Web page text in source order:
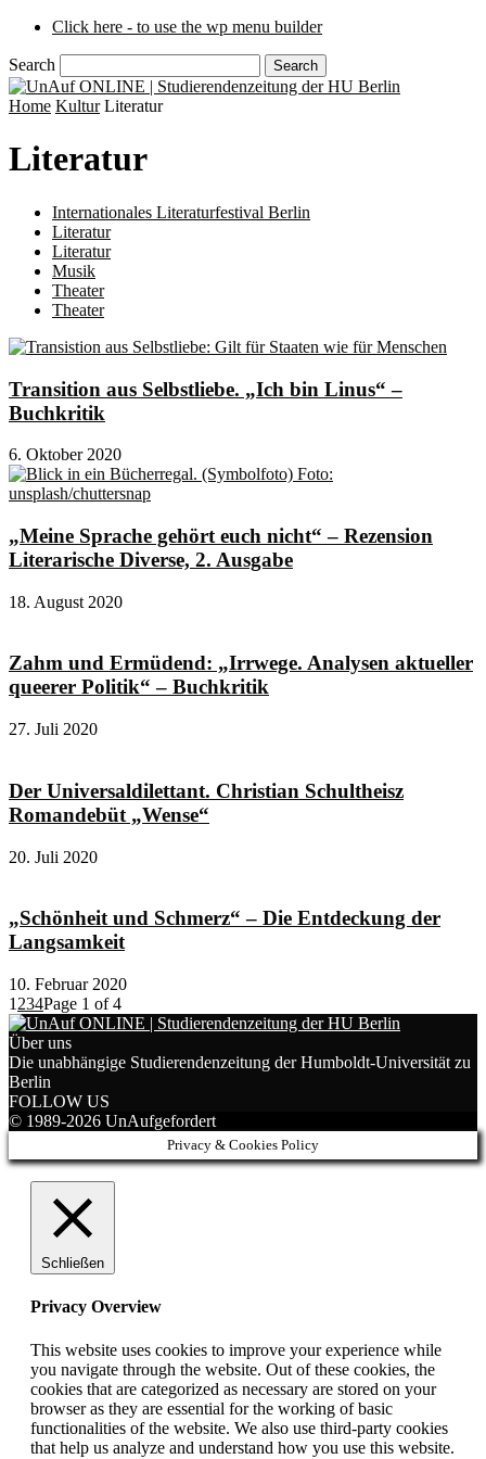
Click here - to use the wp menu builder
Search
Home Kultur Literatur
Literatur
Internationales Literaturfestival Berlin
Literatur
Literatur
Musik
Theater
Theater
Transition aus Selbstliebe. „Ich bin Linus“ –
Buchkritik
6. Oktober 2020
„Meine Sprache gehört euch nicht“ – Rezension
Literarische Diverse, 2. Ausgabe
18. August 2020
Zahm und Ermüdend: „Irrwege. Analysen aktueller
queerer Politik“ – Buchkritik
27. Juli 2020
Der Universaldilettant. Christian Schultheisz
Romandebüt „Wense“
20. Juli 2020
„Schönheit und Schmerz“ – Die Entdeckung der
Langsamkeit
10. Februar 2020
1 234Page 1 of 4
Über uns
Die unabhängige Studierendenzeitung der Humboldt-Universität zu
Berlin
FOLLOW US
© 1989-2026 UnAufgefordert
Privacy & Cookies Policy
Schließen
Privacy Overview
This website uses cookies to improve your experience while
you navigate through the website. Out of these cookies, the
cookies that are categorized as necessary are stored on your
browser as they are essential for the working of basic
functionalities of the website. We also use third-party cookies
that help us analyze and understand how you use this website.